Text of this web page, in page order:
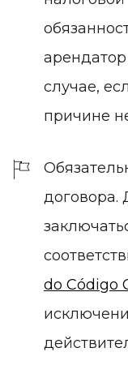
случае,
причине
договора.
do Código